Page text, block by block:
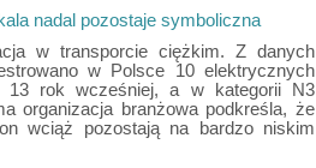
nadal pozostaje symboliczna
w transporcie ciężkim. Z danych
w Polsce 10 elektrycznych
13 rok wcześniej, a w kategorii N3
organizacja branżowa podkreśla, że
wciąż pozostają na bardzo niskim